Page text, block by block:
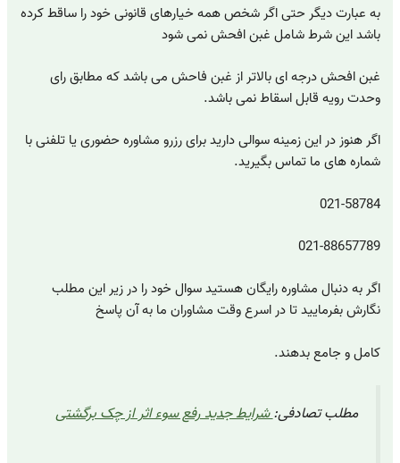
به عبارت دیگر حتی اگر شخص همه خیارهای قانونی خود را ساقط کرده
باشد این شرط شامل غبن افحش نمی شود
غبن افحش درجه ای بالاتر از غبن فاحش می باشد که مطابق رای
وحدت رویه قابل اسقاط نمی باشد.
اگر هنوز در این زمینه سوالی دارید برای رزرو مشاوره حضوری یا تلفنی با
شماره های ما تماس بگیرید.
021-58784
021-88657789
اگر به دنبال مشاوره رایگان هستید سوال خود را در زیر این مطلب
نگارش بفرمایید تا در اسرع وقت مشاوران ما به آن پاسخ
کامل و جامع بدهند.
مطلب تصادفی:شرایط جدید رفع سوء اثر از چک برگشتی